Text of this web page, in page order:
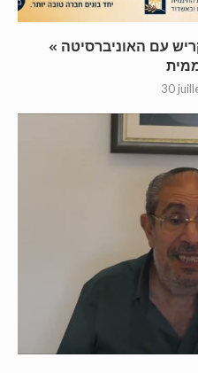
« המרד השקט של רוני אקריש עם האוניברסיטה
30